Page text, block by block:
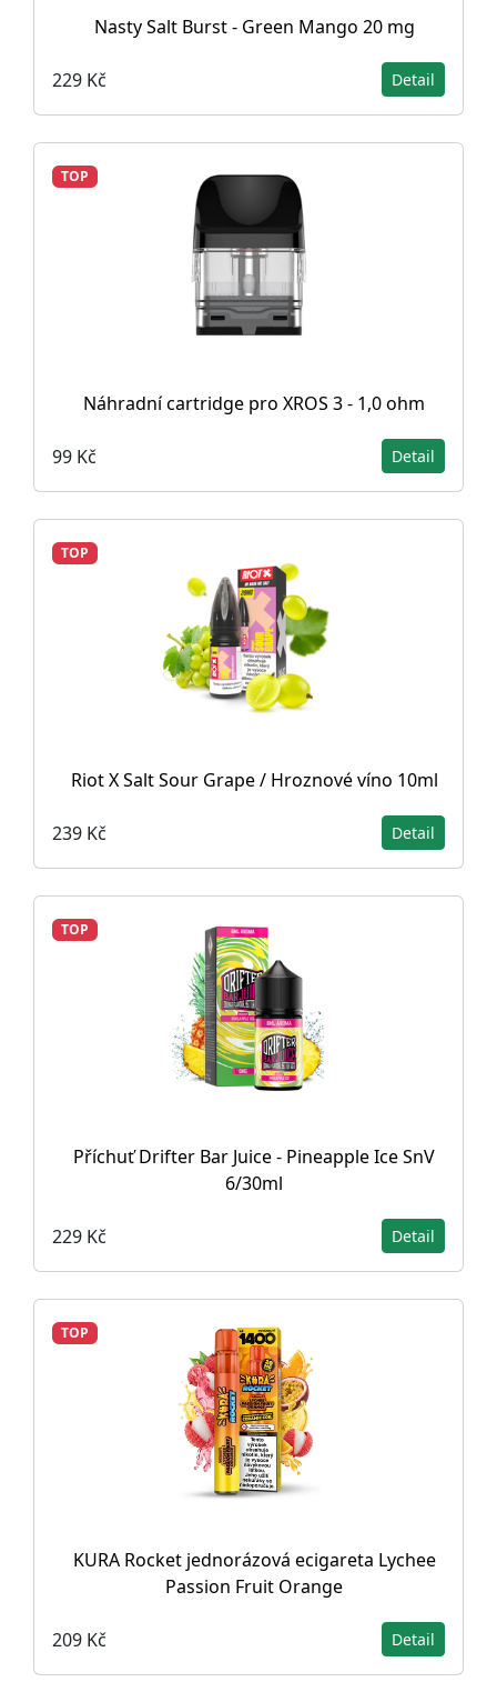
Nasty Salt Burst - Green Mango 20 mg
229 Kč Detail
TOP
Náhradní cartridge pro XROS 3 - 1,0 ohm
99 Kč Detail
TOP
Riot X Salt Sour Grape / Hroznové víno 10ml
239 Kč Detail
TOP
Příchuť Drifter Bar Juice - Pineapple Ice SnV
6/30ml
229 Kč Detail
TOP
KURA Rocket jednorázová ecigareta Lychee
Passion Fruit Orange
209 Kč Detail